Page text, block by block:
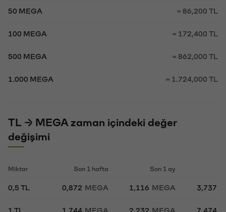
50 MEGA = 86,200 TL
100 MEGA = 172,400 TL
500 MEGA = 862,000 TL
1.000 MEGA = 1.724,000 TL
TL → MEGA zaman içindeki değer
değişimi
Miktar Son 1 hafta Son 1 ay
0,5 TL 0,872 MEGA 1,116 MEGA 3,737
1 TL 1,744 MEGA 2,232 MEGA 7,474